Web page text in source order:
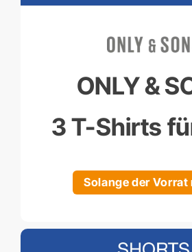
ONLY &
3 T-Shirts
Solange der Vorrat